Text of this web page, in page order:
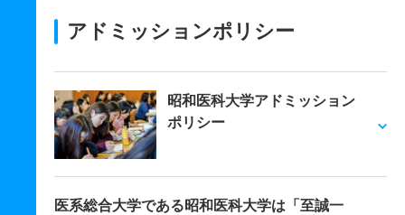
アドミッションポリシー
昭和医科大学アドミッション
ポリシー
医系総合大学である昭和医科大学は「至誠一